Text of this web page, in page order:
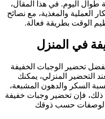
طوال اليوم. في هذا المقال،
والمغذية، مع نصائح
الوقت بطريقة فعالة.
في المنزل
تحضير الوجبات الخفيفة
التحضير المنزلي، يمكنك
السكر والدهون المشبعة،
ذلك، فإن تحضير وجبات خفيفة
الوصفات حسب ذوقك